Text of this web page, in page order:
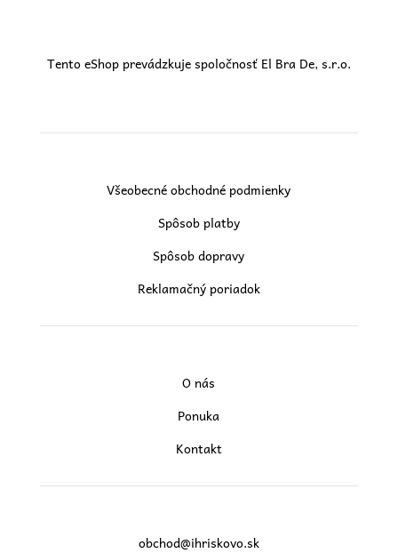
Tento eShop prevádzkuje spoločnosť El Bra De, s.r.o.
Všeobecné obchodné podmienky
Spôsob platby
Spôsob dopravy
Reklamačný poriadok
O nás
Ponuka
Kontakt
obchod@ihriskovo.sk